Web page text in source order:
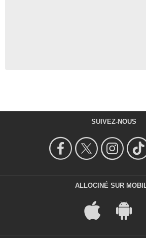
SUIVEZ-NOUS
ALLOCINÉ SUR